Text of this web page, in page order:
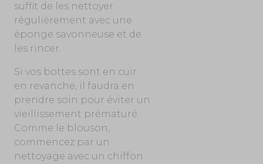
suffit de les nettoyer
régulièrement avec une
éponge savonneuse et de
les rincer.
Si vos bottes sont en cuir
en revanche, il faudra en
prendre soin pour éviter un
vieillissement prématuré.
Comme le blouson,
commencez par un
nettoyage avec un chiffon